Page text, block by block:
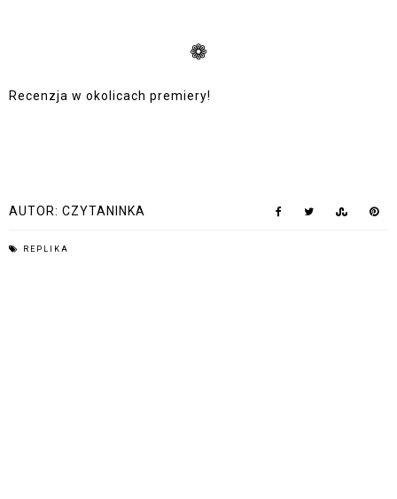
❁
Recenzja w okolicach premiery!
AUTOR: CZYTANINKA
REPLIKA